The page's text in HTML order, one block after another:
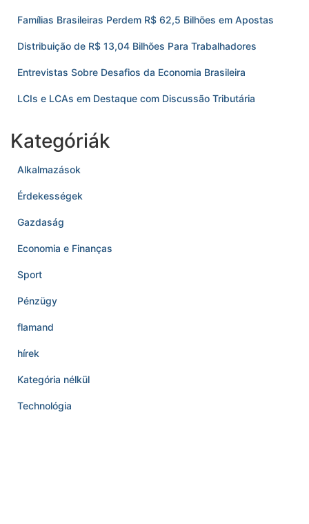
Famílias Brasileiras Perdem R$ 62,5 Bilhões em Apostas
Distribuição de R$ 13,04 Bilhões Para Trabalhadores
Entrevistas Sobre Desafios da Economia Brasileira
LCIs e LCAs em Destaque com Discussão Tributária
Kategóriák
Alkalmazások
Érdekességek
Gazdaság
Economia e Finanças
Sport
Pénzügy
flamand
hírek
Kategória nélkül
Technológia